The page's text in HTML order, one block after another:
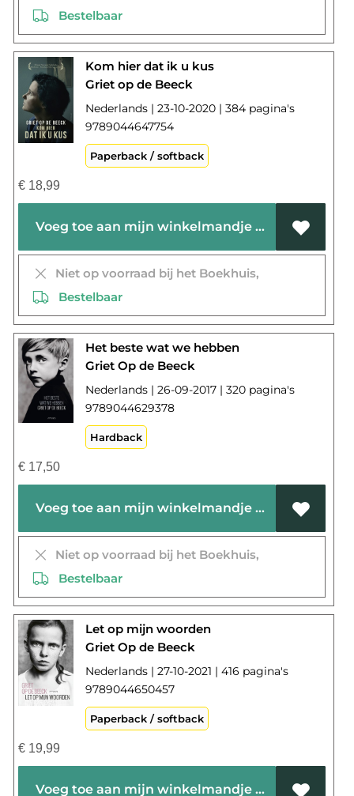
Bestelbaar
Kom hier dat ik u kus
Griet op de Beeck
Nederlands | 23-10-2020 | 384 pagina's
9789044647754
Paperback / softback
€18,99
Voeg toe aan mijn winkelmandje
Niet op voorraad bij het Boekhuis,
Bestelbaar
Het beste wat we hebben
Griet Op de Beeck
Nederlands | 26-09-2017 | 320 pagina's
9789044629378
Hardback
€17,50
Voeg toe aan mijn winkelmandje
Niet op voorraad bij het Boekhuis,
Bestelbaar
Let op mijn woorden
Griet Op de Beeck
Nederlands | 27-10-2021 | 416 pagina's
9789044650457
Paperback / softback
€19,99
Voeg toe aan mijn winkelmandje